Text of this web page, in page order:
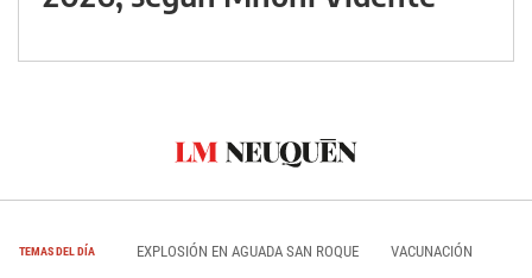
TEMAS DEL DÍA EXPLOSIÓN EN AGUADA SAN ROQUE VACUNACIÓN